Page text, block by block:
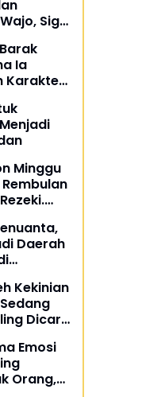
Sigit
Ia
Karakter
Minggu
Daerah
Kekinian
Dicari
Emosi
Orang,